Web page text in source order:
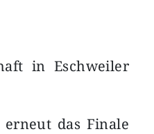
in Eschweiler
das Finale